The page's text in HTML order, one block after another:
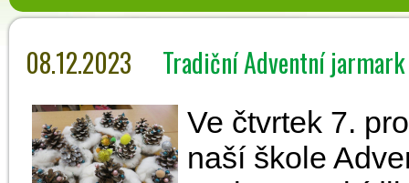
08.12.2023 Tradiční Adventní jarmark
Ve čtvrtek 7.
naší škole